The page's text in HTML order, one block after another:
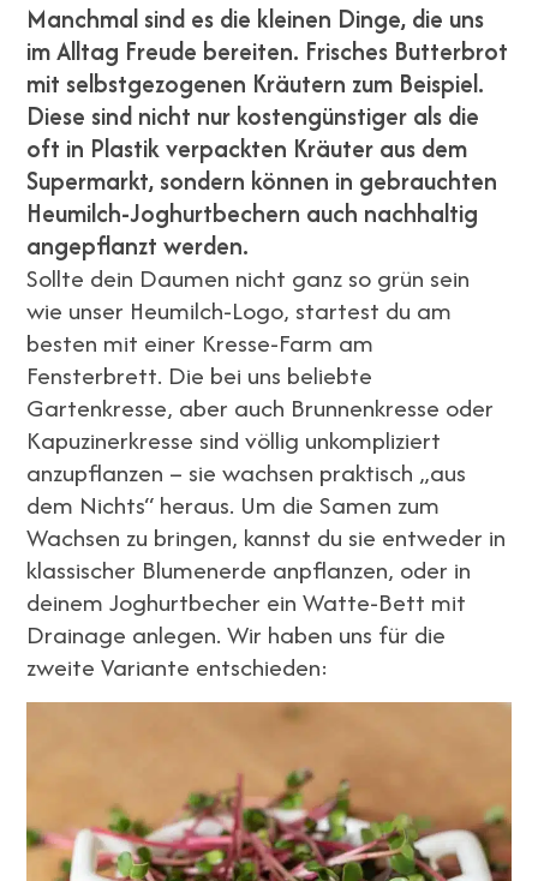
Manchmal sind es die kleinen Dinge, die uns
im Alltag Freude bereiten. Frisches Butterbrot
mit selbstgezogenen Kräutern zum Beispiel.
Diese sind nicht nur kostengünstiger als die
oft in Plastik verpackten Kräuter aus dem
Supermarkt, sondern können in gebrauchten
Heumilch-Joghurtbechern auch nachhaltig
angepflanzt werden.
Sollte dein Daumen nicht ganz so grün sein
wie unser Heumilch-Logo, startest du am
besten mit einer Kresse-Farm am
Fensterbrett. Die bei uns beliebte
Gartenkresse, aber auch Brunnenkresse oder
Kapuzinerkresse sind völlig unkompliziert
anzupflanzen – sie wachsen praktisch „aus
dem Nichts“ heraus. Um die Samen zum
Wachsen zu bringen, kannst du sie entweder in
klassischer Blumenerde anpflanzen, oder in
deinem Joghurtbecher ein Watte-Bett mit
Drainage anlegen. Wir haben uns für die
zweite Variante entschieden: